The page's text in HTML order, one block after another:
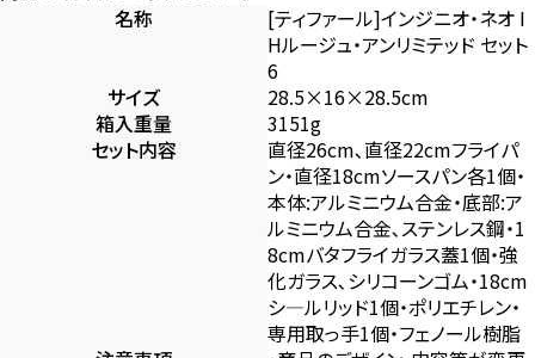
名称
[ティファール]インジニオ・ネオ I
Hルージュ・アンリミテッド セット
6
サイズ
28.5×16×28.5cm
箱入重量
3151g
セット内容
直径26cm､直径22cmフライパ
ン・直径18cmソースパン各1個・
本体:アルミニウム合金・底部:ア
ルミニウム合金､ステンレス鋼・1
8cmバタフライガラス蓋1個・強
化ガラス､シリコーンゴム・18cm
シ―ルリッド1個・ポリエチレン・
専用取っ手1個・フェノール樹脂